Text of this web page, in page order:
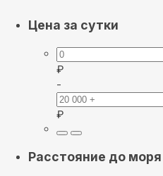
Цена за сутки
₽
-
₽
Расстояние до моря